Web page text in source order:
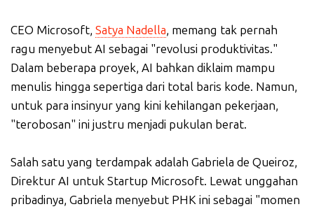
CEO Microsoft, Satya Nadella, memang tak pernah
ragu menyebut AI sebagai "revolusi produktivitas."
Dalam beberapa proyek, AI bahkan diklaim mampu
menulis hingga sepertiga dari total baris kode. Namun,
untuk para insinyur yang kini kehilangan pekerjaan,
"terobosan" ini justru menjadi pukulan berat.
Salah satu yang terdampak adalah Gabriela de Queiroz,
Direktur AI untuk Startup Microsoft. Lewat unggahan
pribadinya, Gabriela menyebut PHK ini sebagai "momen